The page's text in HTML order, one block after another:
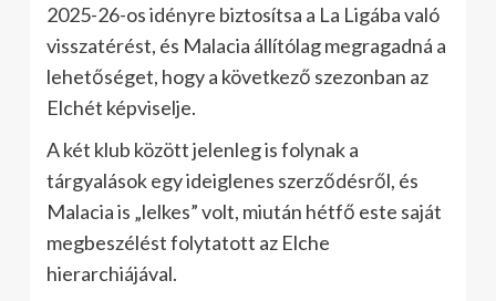
2025-26-os idényre biztosítsa a La Ligába való
visszatérést, és Malacia állítólag megragadná a
lehetőséget, hogy a következő szezonban az
Elchét képviselje.
A két klub között jelenleg is folynak a
tárgyalások egy ideiglenes szerződésről, és
Malacia is „lelkes” volt, miután hétfő este saját
megbeszélést folytatott az Elche
hierarchiájával.